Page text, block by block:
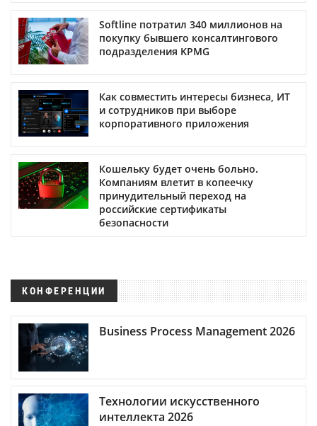
Softline потратил 340 миллионов на
покупку бывшего консалтингового
подразделения KPMG
Как совместить интересы бизнеса, ИТ
и сотрудников при выборе
корпоративного приложения
Кошельку будет очень больно.
Компаниям влетит в копеечку
принудительный переход на
российские сертификаты
безопасности
КОНФЕРЕНЦИИ
Business Process Management 2026
Технологии искусственного
интеллекта 2026